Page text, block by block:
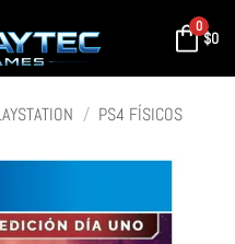
0
$0
/ PS4 FÍSICOS